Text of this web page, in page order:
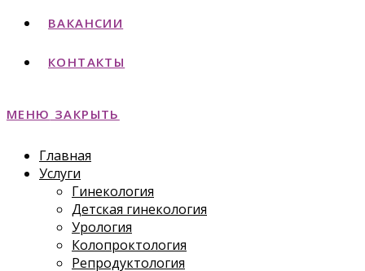
ВАКАНСИИ
КОНТАКТЫ
МЕНЮ ЗАКРЫТЬ
Главная
Услуги
Гинекология
Детская гинекология
Урология
Колопроктология
Репродуктология